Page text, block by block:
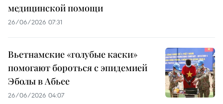
медицинской помощи
26/06/2026 07:31
Вьетнамские «голубые каски»
помогают бороться с эпидемией
Эболы в Абьее
26/06/2026 04:07